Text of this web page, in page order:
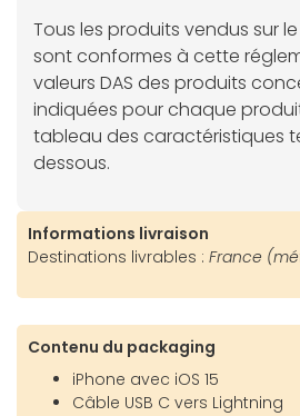
Tous les produits vendus sur
sont conformes à cette
valeurs DAS des produits
indiquées pour chaque
tableau des caractéristiques
dessous.
Informations livraison
Destinations livrables : France
Contenu du packaging
iPhone avec iOS 15
Câble USB C vers Lightning